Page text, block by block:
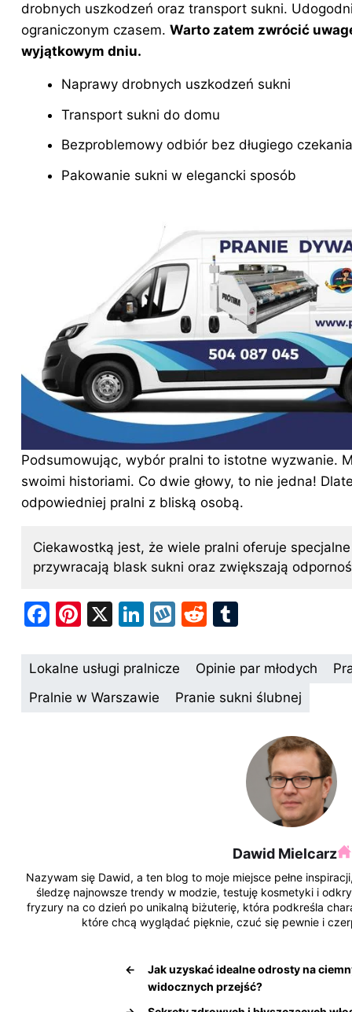
drobnych uszkodzeń oraz transport sukni.
ograniczonym czasem. Warto zatem zwrócić
wyjątkowym dniu.
Naprawy drobnych uszkodzeń sukni
Transport sukni do domu
Bezproblemowy odbiór bez długiego
Pakowanie sukni w elegancki sposób
Podsumowując, wybór pralni to istotne wyzwanie.
swoimi historiami. Co dwie głowy, to nie jedna!
odpowiedniej pralni z bliską osobą.
Ciekawostką jest, że wiele pralni oferuje
przywracają blask sukni oraz zwiększają
F
c
e
Pi
er
e
X
Li
k
e
W
k
o
R
d
di
m
bl
Lokalne usługi pralnicze Opinie par młodych
Pralnie w Warszawie
Pranie sukni ślubnej
Dawid Mielcarz
Nazywam się Dawid, a ten blog to moje miejsce pełne
śledzę najnowsze trendy w modzie, testuję kosmetyki i
fryzury na co dzień po unikalną biżuterię, która podkreśla
które chcą wyglądać pięknie, czuć się pewnie i
←
Jak uzyskać idealne odrosty na
widocznych przejść?